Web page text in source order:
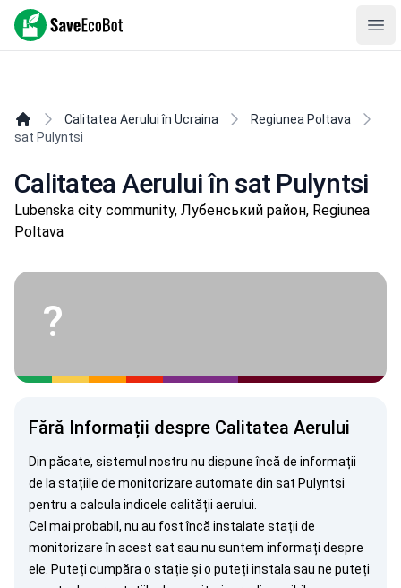
SaveEcoBot
Calitatea Aerului în Ucraina
Regiunea Poltava
sat Pulyntsi
Calitatea Aerului în sat Pulyntsi
Lubenska city community, Лубенський район, Regiunea
Poltava
?
Fără Informații despre Calitatea Aerului
Din păcate, sistemul nostru nu dispune încă de informații
de la stațiile de monitorizare automate din sat Pulyntsi
pentru a calcula indicele calității aerului.
Cel mai probabil, nu au fost încă instalate stații de
monitorizare în acest sat sau nu suntem informați despre
ele. Puteți cumpăra o stație și o puteți instala sau ne puteți